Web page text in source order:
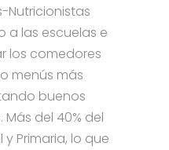
Nutricionistas
a las escuelas e
los comedores
menús más
buenos
del 40% del
Primaria, lo que